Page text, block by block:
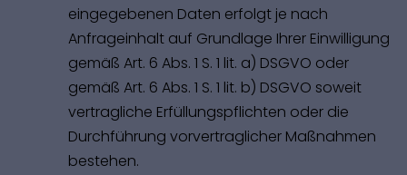
eingegebenen Daten erfolgt je nach
Anfrageinhalt auf Grundlage Ihrer Einwilligung
gemäß Art. 6 Abs. 1 S. 1 lit. a) DSGVO oder
gemäß Art. 6 Abs. 1 S. 1 lit. b) DSGVO soweit
vertragliche Erfüllungspflichten oder die
Durchführung vorvertraglicher Maßnahmen
bestehen.